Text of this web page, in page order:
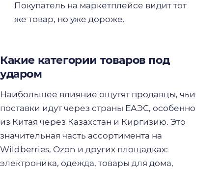
Покупатель на маркетплейсе видит тот
же товар, но уже дороже.
Какие категории товаров под
ударом
Наибольшее влияние ощутят продавцы, чьи
поставки идут через страны ЕАЭС, особенно
из Китая через Казахстан и Киргизию. Это
значительная часть ассортимента на
Wildberries, Ozon и других площадках:
электроника, одежда, товары для дома,